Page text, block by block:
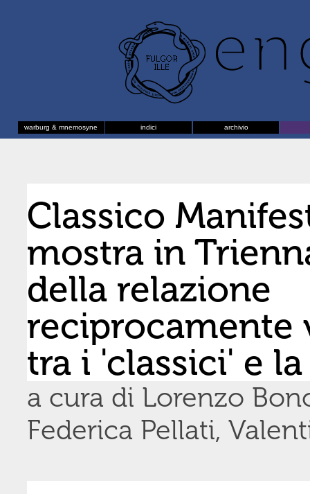
warburg & mnemosyne indici archivio
Classico
mostra in
della relazione
reciprocamente
tra i 'classici' e
a cura di Lorenzo
Federica Pellati,